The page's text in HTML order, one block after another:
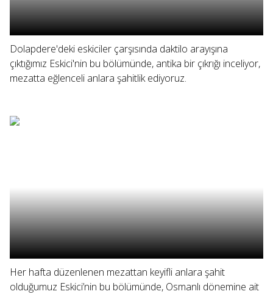
Dolapdere'deki eskiciler çarşısında daktilo arayışına
çıktığımız Eskici'nin bu bölümünde, antika bir çıkrığı inceliyor,
mezatta eğlenceli anlara şahitlik ediyoruz.
Her hafta düzenlenen mezattan keyifli anlara şahit
olduğumuz Eskici’nin bu bölümünde, Osmanlı dönemine ait